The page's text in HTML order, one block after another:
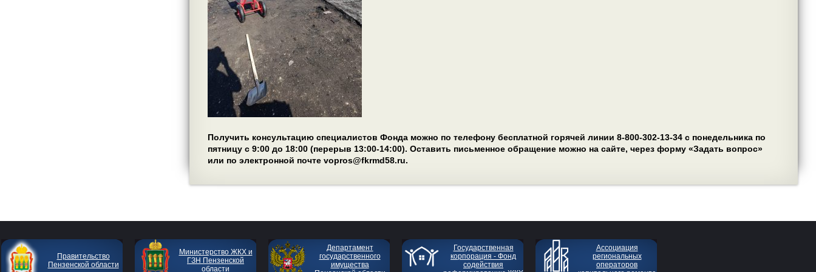
Получить консультацию специалистов Фонда можно по телефону бесплатной горячей линии 8-800-302-13-34 с понедельника по
пятницу с 9:00 до 18:00 (перерыв 13:00-14:00). Оставить письменное обращение можно на сайте, через форму «Задать вопрос»
или по электронной почте vopros@fkrmd58.ru.
Правительство
Пензенской области
Министерство ЖКХ и
ГЗН Пензенской
области
Департамент
государственного
имущества
Государственная
корпорация - Фонд
содействия
Ассоциация
региональных
операторов